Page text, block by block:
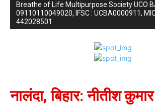
Breathe of Life Multipurpose Society UCO
09110110049020, IFSC : UCBA0000911,
442028501
नालंदा, बिहार: नीतीश